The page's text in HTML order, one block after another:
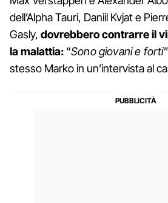
dell’Alpha Tauri, Daniil Kvjat e
Gasly, dovrebbero contrarre il
la malattia: “Sono giovani e forti
stesso Marko in un’intervista al